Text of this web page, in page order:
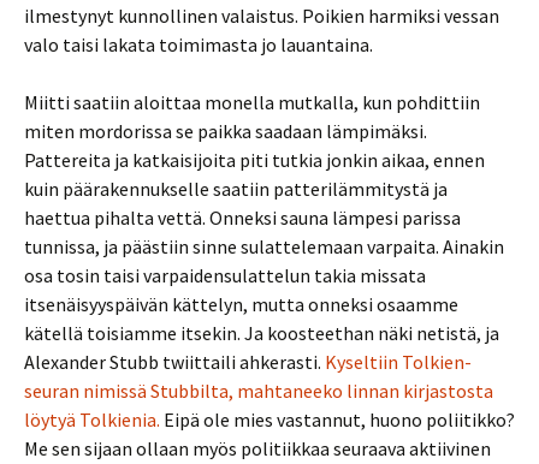
ilmestynyt kunnollinen valaistus. Poikien harmiksi vessan
valo taisi lakata toimimasta jo lauantaina.
Miitti saatiin aloittaa monella mutkalla, kun pohdittiin
miten mordorissa se paikka saadaan lämpimäksi.
Pattereita ja katkaisijoita piti tutkia jonkin aikaa, ennen
kuin päärakennukselle saatiin patterilämmitystä ja
haettua pihalta vettä. Onneksi sauna lämpesi parissa
tunnissa, ja päästiin sinne sulattelemaan varpaita. Ainakin
osa tosin taisi varpaidensulattelun takia missata
itsenäisyyspäivän kättelyn, mutta onneksi osaamme
kätellä toisiamme itsekin. Ja koosteethan näki netistä, ja
Alexander Stubb twiittaili ahkerasti. Kyseltiin Tolkien-
seuran nimissä Stubbilta, mahtaneeko linnan kirjastosta
löytyä Tolkienia. Eipä ole mies vastannut, huono poliitikko?
Me sen sijaan ollaan myös politiikkaa seuraava aktiivinen